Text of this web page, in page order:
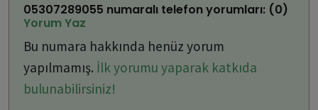
05307289055 numaralı telefon yorumları: (0)
Yorum Yaz
Bu numara hakkında henüz yorum
yapılmamış. İlk yorumu yaparak katkıda
bulunabilirsiniz!